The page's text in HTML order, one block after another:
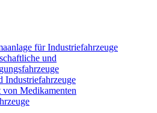
für Industriefahrzeuge
und
Industriefahrzeuge
von Medikamenten